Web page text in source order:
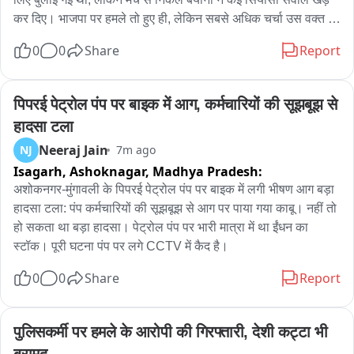
ही फिटनेस प्रमाण पत्र जारी करने का मामला सामने आया था। जिसे
फिटनेस 센्टर अब तक निलंबित चल रहा है। अब चित्तौड़गढ़ के मीरा
चित्तौड़गढ़ के मीरा फिटनेस टेस्टिंग सेंटर ने सब्मिट किए थे। उसी तरह के
फर्जी दस्तावेज कई अन्य ऑटोमेटेड टेस्टिंग स्टेशन संचालकों ने भी प्रस्तुत
किए हैं। जयपुर सहित कई जिलों में संचालकों ने नगर विकास न्यास और
एनएचएआई से जुड़े फर्जी दस्तावेज आवेदनाें में लगाए हैं। देखना होगा कि
फर्जी दस्तावेज लगाने की शिकायतों को लेकर क्या परिवहन विभाग ऑटोमेटेड
टेस्टिंग स्टेशनों के फर्जीवाड़े को रोक सकेगा?
राजस्थान में वाहनों की फिटनेस का कार्य फिटनेस सेंटरों द्वारा किया जा रहा
था, जिनकी स्थापना राजस्थान परिवहन विभाग की नीति फिजा-2018 के
तहत की गई थी। तब परिवहन विभाग को फिटनेस केन्द्रों द्वारा बिना वाहन
टेस्टिंग स्टेशनों के सुपुर्द कर दिया है। राजस्थान में भी करीब 50 ऑटोमेटेड
टेस्टिंग स्टेशन शुरू किए जा चुके हैं। अब इन ऑटोमेटेड टेस्टिंग स्टेशनों की
स्थापना में ही फर्जी दस्तावेज लगाने के मामले सामने आने लगे हैं।
चित्तौड़गढ़ के मीरा फिटनेस टेस्टिंग सेंटर में फर्जीवाड़ा
- चित्तौड़गढ़ के मीरा फिटनेस टेस्टिंग सेंटर में सामने आया फर्जीवाड़ा
- सेंटर संचालक ने 31 अक्टूबर 2025 को विभाग में किया था आवेदन
- इसमें 11 मई 2026 का एक UIT चित्तौड़गढ़ का प्रमाण पत्र लगाया
कर दिए। भाजपा पर हमले तो हुए ही, लेकिन सबसे अधिक चर्चा उस वक्त हुई
किए गए। यानी चुनावी रण से पहले कांग्रेस ने विरोधियों के साथ-साथ अपने
अध्यक्ष प्रमोद सिसोदिया ने कार्यकर्ताओं से बूथ स्तर तक संगठन मजबूत
करने, युवाओं को जोड़ने और चुनावी तैयारियों में जुटने का आह्वान किया।
उनके निशाने पर सिर्फ भाजपा नहीं थी; उन्होंने बिना नाम लिए उन नेताओं पर
भी सवाल उठाए जो जिला कांग्रेस की बैठकों से दूरी बनाकर अलग-अलग
बैठकें कर रहे हैं। सिसोदिया ने साफ कहा कि संगठन से बड़ा कोई नहीं होता
और जो पार्टी लाइन से अलग चलेगा, उसके खिलाफ प्रदेश नेतृत्व को रिपोर्ट
भेजी जा चुकी है। उन्होंने संकेत दिए कि चुनाव से पहले संगठन में अनुशासन
सर्वोच्च रहेगा और सभी को पार्टी के फैसलों के साथ चलना होगा। पूर्व
सभापति संदीप शर्मा ने भाजपा पर भ्रष्टाचार के आरोपों का जवाब देते हुए
कार्यकाल में विकास कार्य ईमानदारी से हुए। उन्होंने भी बिना नाम लिए अपनी
नाम पर अलग-अलग बैठकें कर संगठन को कमजोर करना ठीक नहीं है। यदि
किसी को व्यक्तिगत राजनीति करनी है तो वह अपने नाम से करे, लेकिन
0 0 Share Report
पिपरई पेट्रोल पंप पर बाइक में आग, कर्मचारियों की सूझबूझ से
हादसा टला
NJ Neeraj Jain 7m ago
Isagarh, Ashoknagar, Madhya Pradesh:
अशोकनगर-मुंगावली के पिपरई पेट्रोल पंप पर बाइक में लगी भीषण आग बड़ा
हादसा टला: पंप कर्मचारियों की सूझबूझ से आग पर पाया गया काबू। नहीं तो
हो सकता था बड़ा हादसा। पेट्रोल पंप पर भारी मात्रा में था ईंधन का
स्टॉक। पूरी घटना पंप पर लगे CCTV में कैद है।
0 0 Share Report
पुलिसकर्मी पर हमले के आरोपी की गिरफ्तारी, देशी कट्टा भी